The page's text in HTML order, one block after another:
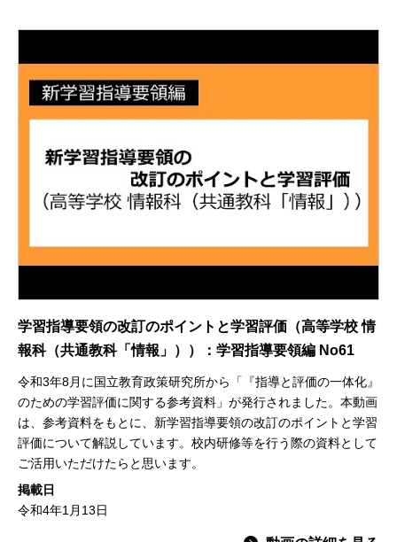
学習指導要領の改訂のポイントと学習評価（高等学校 情
報科（共通教科「情報」））：学習指導要領編 No61
令和3年8月に国立教育政策研究所から「『指導と評価の一体化』
のための学習評価に関する参考資料」が発行されました。本動画
は、参考資料をもとに、新学習指導要領の改訂のポイントと学習
評価について解説しています。校内研修等を行う際の資料として
ご活用いただけたらと思います。
掲載日
令和4年1月13日